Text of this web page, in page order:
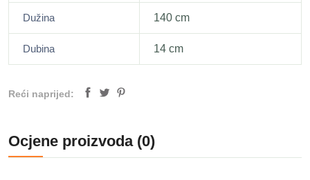
Dužina 140 cm
Dubina 14 cm
Reći naprijed:
Ocjene proizvoda (0)